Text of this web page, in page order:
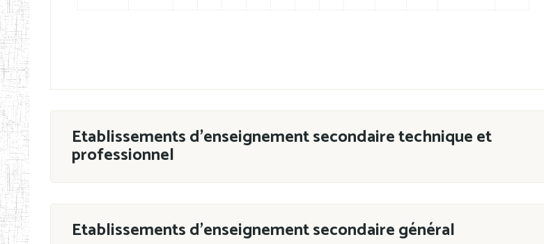
Etablissements d'enseignement secondaire technique et
professionnel
ESTP
Etablissements d'enseignement secondaire général